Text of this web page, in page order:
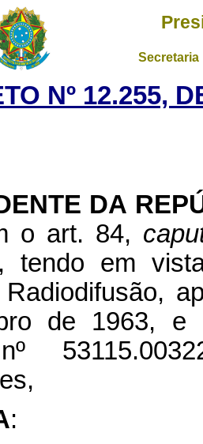
Nº 12.255,
DA
o art. 84,
tendo em
de 1963,
: